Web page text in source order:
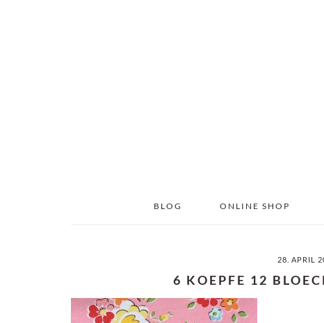
BLOG ONLINE SHOP
28. APRIL
6 KOEPFE 12